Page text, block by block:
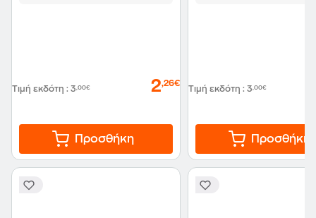
Τιμή εκδότη : 3,00€ 2,26€
Προσθήκη
Τιμή εκδότη : 3,00€
Προσθήκη